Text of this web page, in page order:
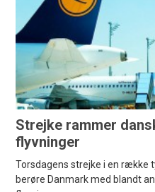
Strejke rammer
flyvninger
Torsdagens strejke i en række
berøre Danmark med blandt